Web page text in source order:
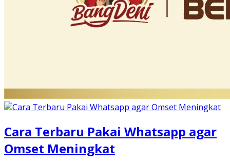
Cara Terbaru Pakai Whatsapp agar
Omset Meningkat